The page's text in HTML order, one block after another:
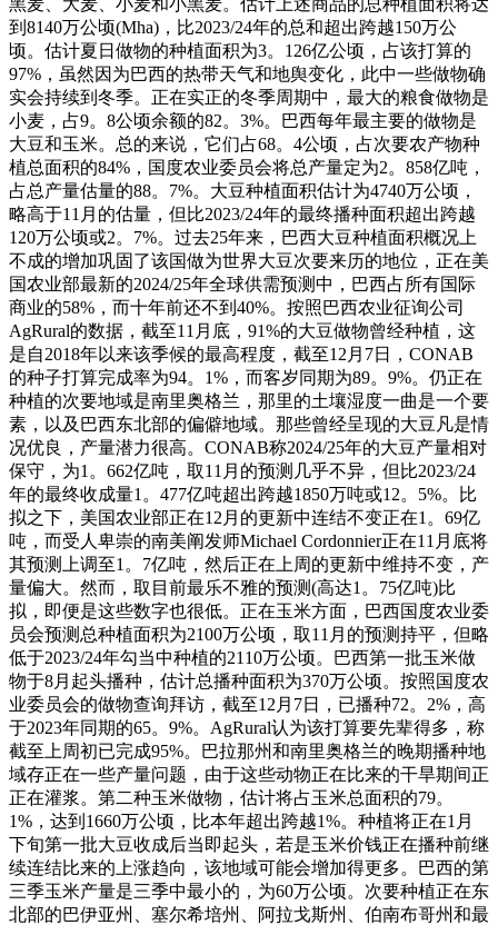
到8140万公顷(Mha)，比2023/24年的总和超出跨越150万公
顷。估计夏日做物的种植面积为3。126亿公顷，占该打算的
97%，虽然因为巴西的热带天气和地舆变化，此中一些做物确
实会持续到冬季。正在实正的冬季周期中，最大的粮食做物是
小麦，占9。8公顷余额的82。3%。巴西每年最主要的做物是
大豆和玉米。总的来说，它们占68。4公顷，占次要农产物种
植总面积的84%，国度农业委员会将总产量定为2。858亿吨，
占总产量估量的88。7%。大豆种植面积估计为4740万公顷，
略高于11月的估量，但比2023/24年的最终播种面积超出跨越
120万公顷或2。7%。过去25年来，巴西大豆种植面积概况上
不成的增加巩固了该国做为世界大豆次要来历的地位，正在美
国农业部最新的2024/25年全球供需预测中，巴西占所有国际
商业的58%，而十年前还不到40%。按照巴西农业征询公司
AgRural的数据，截至11月底，91%的大豆做物曾经种植，这
是自2018年以来该季候的最高程度，截至12月7日，CONAB
的种子打算完成率为94。1%，而客岁同期为89。9%。仍正在
种植的次要地域是南里奥格兰，那里的土壤湿度一曲是一个要
素，以及巴西东北部的偏僻地域。那些曾经呈现的大豆凡是情
况优良，产量潜力很高。CONAB称2024/25年的大豆产量相对
保守，为1。662亿吨，取11月的预测几乎不异，但比2023/24
年的最终收成量1。477亿吨超出跨越1850万吨或12。5%。比
拟之下，美国农业部正在12月的更新中连结不变正在1。69亿
吨，而受人卑崇的南美阐发师Michael Cordonnier正在11月底将
其预测上调至1。7亿吨，然后正在上周的更新中维持不变，产
量偏大。然而，取目前最乐不雅的预测(高达1。75亿吨)比
拟，即便是这些数字也很低。正在玉米方面，巴西国度农业委
员会预测总种植面积为2100万公顷，取11月的预测持平，但略
低于2023/24年勾当中种植的2110万公顷。巴西第一批玉米做
物于8月起头播种，估计总播种面积为370万公顷。按照国度农
业委员会的做物查询拜访，截至12月7日，已播种72。2%，高
于2023年同期的65。9%。AgRural认为该打算要先辈得多，称
截至上周初已完成95%。巴拉那州和南里奥格兰的晚期播种地
域存正在一些产量问题，由于这些动物正在比来的干旱期间正
正在灌浆。第二种玉米做物，估计将占玉米总面积的79。
1%，达到1660万公顷，比本年超出跨越1%。种植将正在1月
下旬第一批大豆收成后当即起头，若是玉米价钱正在播种前继
续连结比来的上涨趋向，该地域可能会增加得更多。巴西的第
三季玉米产量是三季中最小的，为60万公顷。次要种植正在东
北部的巴伊亚州、塞尔希培州、阿拉戈斯州、伯南布哥州和最